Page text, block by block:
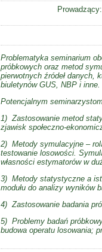
Prowadzący:
Problematyka seminarium
próbkowych oraz metod
pierwotnych źródeł danych,
biuletynów GUS, NBP i inne.
Potencjalnym
1) Zastosowanie metod
zjawisk społeczno-
2) Metody symulacyjne –
testowanie losowości.
własności estymatorów w
3) Metody statystyczne a
modułu do analizy wyników
4) Zastosowanie badania
5) Problemy badań
budowa operatu losowania;